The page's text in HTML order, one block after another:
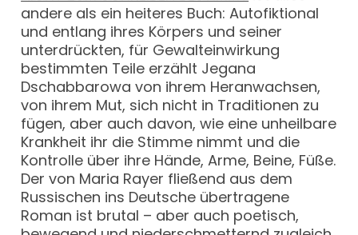
andere als ein heiteres Buch: Autofiktional
und entlang ihres Körpers und seiner
unterdrückten, für Gewalteinwirkung
bestimmten Teile erzählt Jegana
Dschabbarowa von ihrem Heranwachsen,
von ihrem Mut, sich nicht in Traditionen zu
fügen, aber auch davon, wie eine unheilbare
Krankheit ihr die Stimme nimmt und die
Kontrolle über ihre Hände, Arme, Beine, Füße.
Der von Maria Rayer fließend aus dem
Russischen ins Deutsche übertragene
Roman ist brutal – aber auch poetisch,